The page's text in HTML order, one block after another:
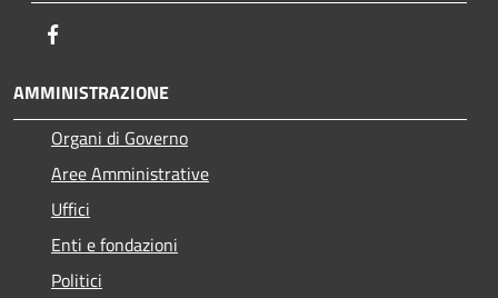
AMMINISTRAZIONE
Organi di Governo
Aree Amministrative
Uffici
Enti e fondazioni
Politici